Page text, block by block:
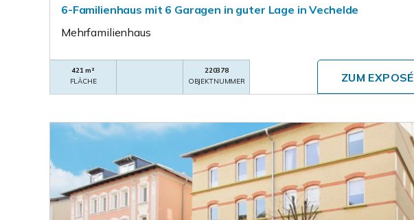
6-Familienhaus mit 6 Garagen in guter Lage in Vechelde
Mehrfamilienhaus
421 m²
FLÄCHE
220378
OBJEKTNUMMER
ZUM EXPOSÉ